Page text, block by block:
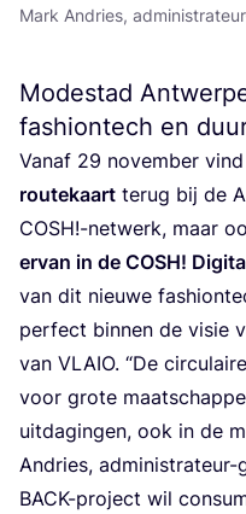
Mark Andries,
Modestad
fashiontech en
Van­af 29 novem­ber
rou­te­kaart terug bij de
COSH!-netwerk, maar
ervan in de COSH!
van dit nieu­we
per­fect bin­nen de visie
van VLAIO. “De
voor gro­te
uit­da­gin­gen, ook in de
Andries, admi­ni­stra­teur-
BACK-pro­ject wil